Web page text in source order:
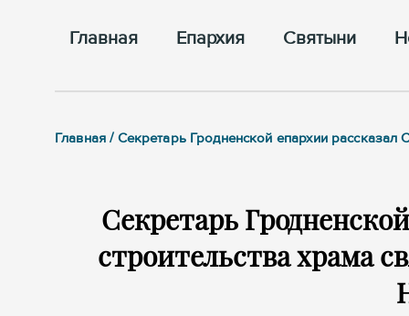
Главная Епархия Cвятыни
Главная / Секретарь Гродненской епархии
Секретарь
строительства храма